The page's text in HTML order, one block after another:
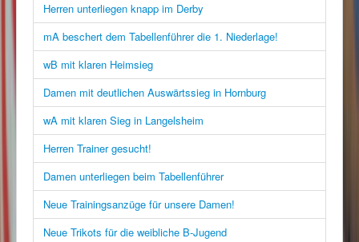
Herren unterliegen knapp im Derby
mA beschert dem Tabellenführer die 1. Niederlage!
wB mit klaren Heimsieg
Damen mit deutlichen Auswärtssieg in Hornburg
wA mit klaren Sieg in Langelsheim
Herren Trainer gesucht!
Damen unterliegen beim Tabellenführer
Neue Trainingsanzüge für unsere Damen!
Neue Trikots für die weibliche B-Jugend